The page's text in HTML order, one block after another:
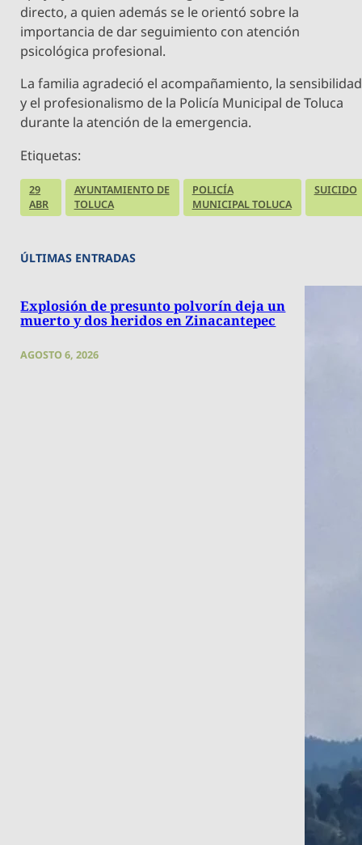
directo, a quien además se le orientó sobre la
importancia de dar seguimiento con atención
psicológica profesional.
La familia agradeció el acompañamiento, la sensibilidad
y el profesionalismo de la Policía Municipal de Toluca
durante la atención de la emergencia.
Etiquetas:
29
ABR
AYUNTAMIENTO DE
TOLUCA
POLICÍA
MUNICIPAL TOLUCA
SUICIDO
ÚLTIMAS ENTRADAS
Explosión de presunto polvorín deja un
muerto y dos heridos en Zinacantepec
AGOSTO 6, 2026